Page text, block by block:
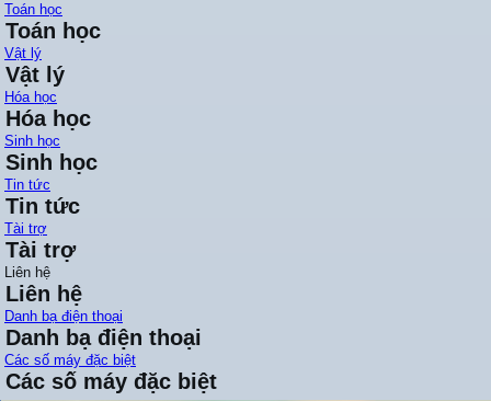
Toán học
Toán học
Vật lý
Vật lý
Hóa học
Hóa học
Sinh học
Sinh học
Tin tức
Tin tức
Tài trợ
Tài trợ
Liên hệ
Liên hệ
Danh bạ điện thoại
Danh bạ điện thoại
Các số máy đặc biệt
Các số máy đặc biệt